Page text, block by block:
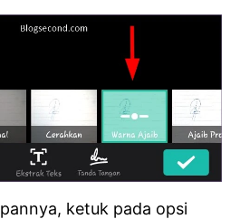
ketuk pada opsi